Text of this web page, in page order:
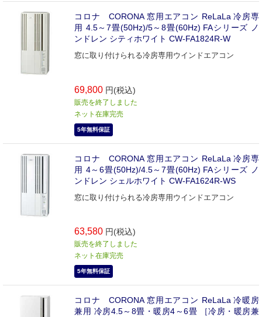
コロナ CORONA 窓用エアコン ReLaLa 冷房専
用 4.5～7畳(50Hz)/5～8畳(60Hz) FAシリーズ ノ
ンドレン シティホワイト CW-FA1824R-W
窓に取り付けられる冷房専用ウインドエアコン
69,800 円(税込)
販売を終了しました
ネット在庫完売
5年無料保証
コロナ CORONA 窓用エアコン ReLaLa 冷房専
用 4～6畳(50Hz)/4.5～7畳(60Hz) FAシリーズ ノ
ンドレン シェルホワイト CW-FA1624R-WS
窓に取り付けられる冷房専用ウインドエアコン
63,580 円(税込)
販売を終了しました
ネット在庫完売
5年無料保証
コロナ CORONA 窓用エアコン ReLaLa 冷暖房
兼用 冷房4.5～8畳・暖房4～6畳 ［冷房・暖房兼